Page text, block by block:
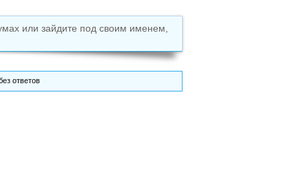
или зайдите под своим именем,
ответов